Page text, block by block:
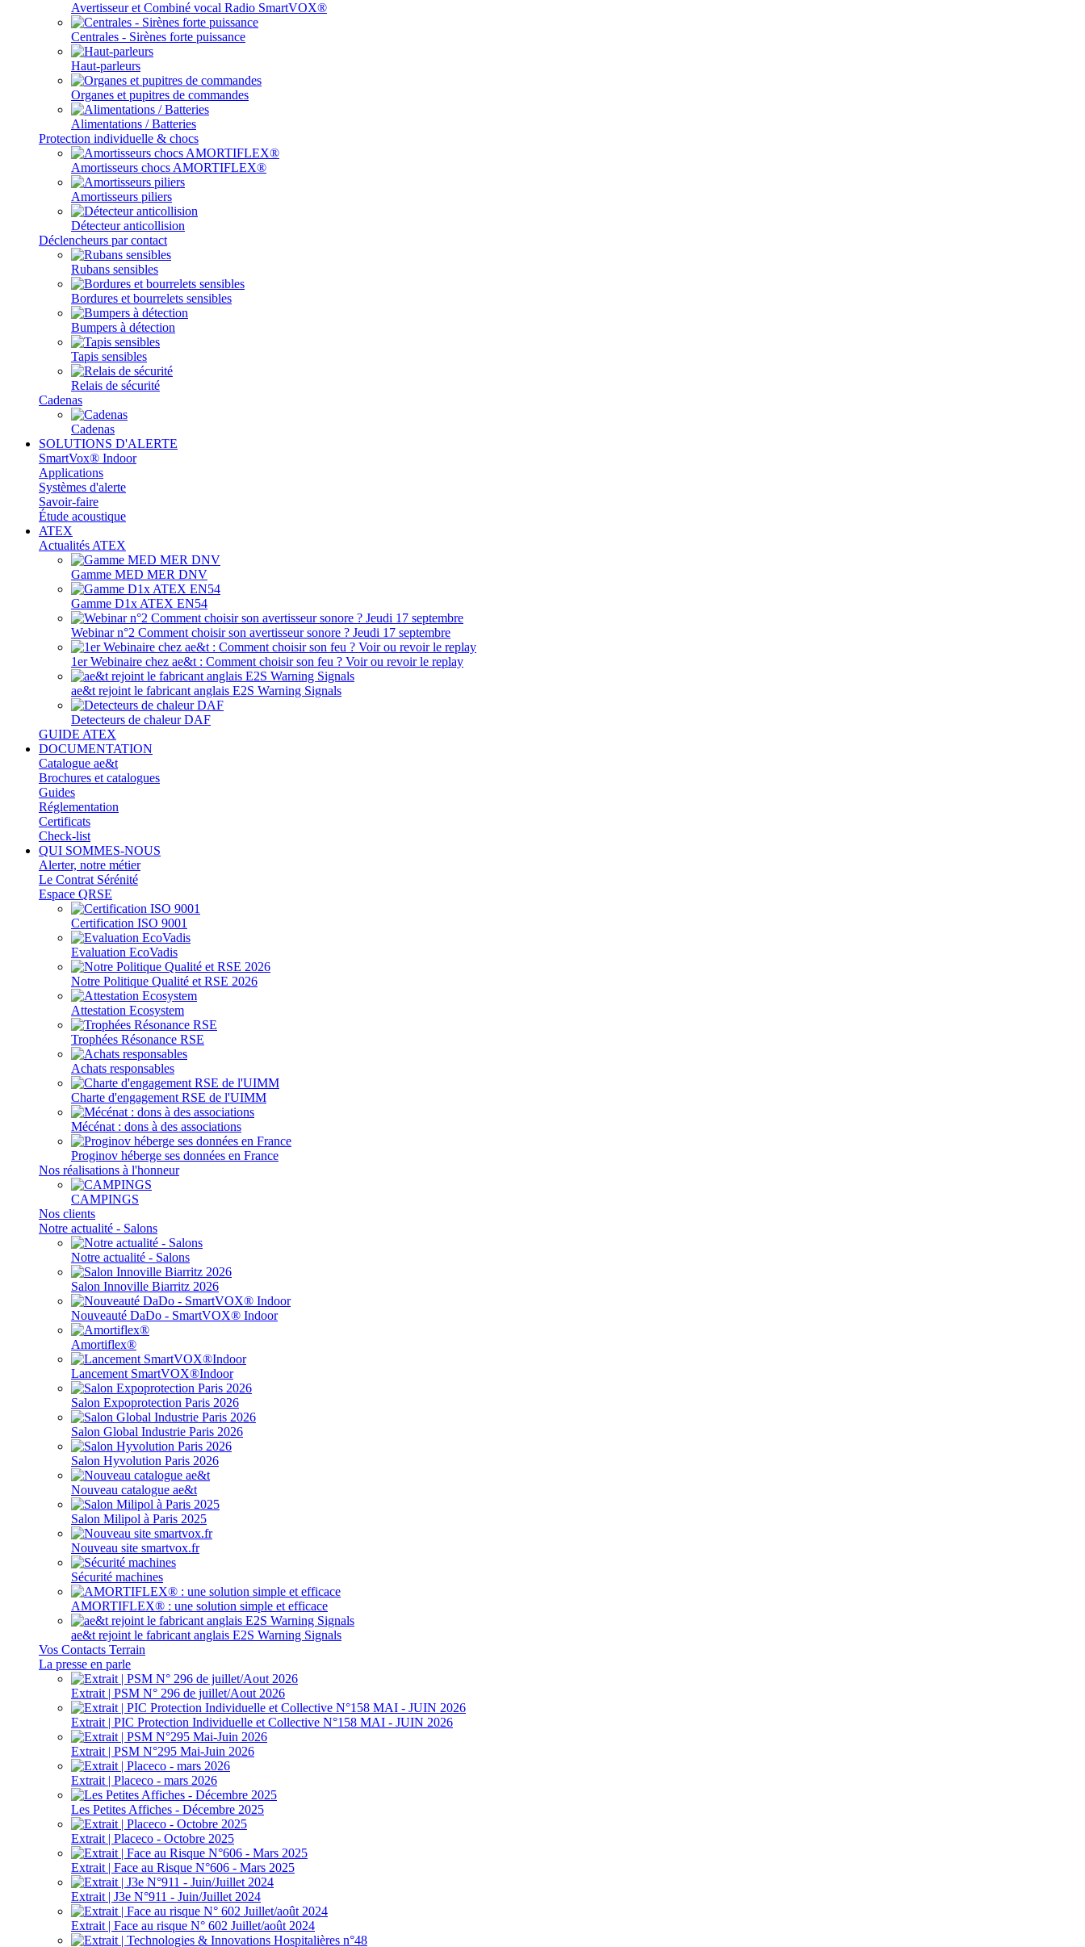
Avertisseur et Combiné vocal Radio SmartVOX®
Centrales - Sirènes forte puissance
Haut-parleurs
Organes et pupitres de commandes
Alimentations / Batteries
Protection individuelle & chocs
Amortisseurs chocs AMORTIFLEX®
Amortisseurs piliers
Détecteur anticollision
Déclencheurs par contact
Rubans sensibles
Bordures et bourrelets sensibles
Bumpers à détection
Tapis sensibles
Relais de sécurité
Cadenas
Cadenas
SOLUTIONS D'ALERTE
SmartVox® Indoor
Applications
Systèmes d'alerte
Savoir-faire
Étude acoustique
ATEX
Actualités ATEX
Gamme MED MER DNV
Gamme D1x ATEX EN54
Webinar n°2 Comment choisir son avertisseur sonore ? Jeudi 17 septembre
1er Webinaire chez ae&t : Comment choisir son feu ? Voir ou revoir le replay
ae&t rejoint le fabricant anglais E2S Warning Signals
Detecteurs de chaleur DAF
GUIDE ATEX
DOCUMENTATION
Catalogue ae&t
Brochures et catalogues
Guides
Réglementation
Certificats
Check-list
QUI SOMMES-NOUS
Alerter, notre métier
Le Contrat Sérénité
Espace QRSE
Certification ISO 9001
Evaluation EcoVadis
Notre Politique Qualité et RSE 2026
Attestation Ecosystem
Trophées Résonance RSE
Achats responsables
Charte d'engagement RSE de l'UIMM
Mécénat : dons à des associations
Proginov héberge ses données en France
Nos réalisations à l'honneur
CAMPINGS
Nos clients
Notre actualité - Salons
Notre actualité - Salons
Salon Innoville Biarritz 2026
Nouveauté DaDo - SmartVOX® Indoor
Amortiflex®
Lancement SmartVOX®Indoor
Salon Expoprotection Paris 2026
Salon Global Industrie Paris 2026
Salon Hyvolution Paris 2026
Nouveau catalogue ae&t
Salon Milipol à Paris 2025
Nouveau site smartvox.fr
Sécurité machines
AMORTIFLEX® : une solution simple et efficace
ae&t rejoint le fabricant anglais E2S Warning Signals
Vos Contacts Terrain
La presse en parle
Extrait | PSM N° 296 de juillet/Aout 2026
Extrait | PIC Protection Individuelle et Collective N°158 MAI - JUIN 2026
Extrait | PSM N°295 Mai-Juin 2026
Extrait | Placeco - mars 2026
Les Petites Affiches - Décembre 2025
Extrait | Placeco - Octobre 2025
Extrait | Face au Risque N°606 - Mars 2025
Extrait | J3e N°911 - Juin/Juillet 2024
Extrait | Face au risque N° 602 Juillet/août 2024